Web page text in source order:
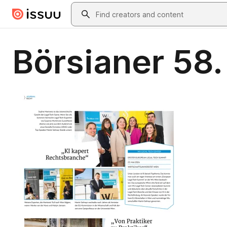
Skip to main contentSearch
Börsianer